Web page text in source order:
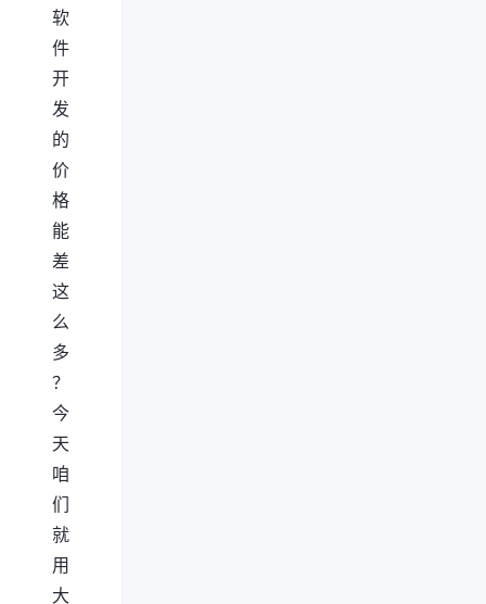
软
件
开
发
的
价
格
能
差
这
么
多
？
今
天
咱
们
就
用
大